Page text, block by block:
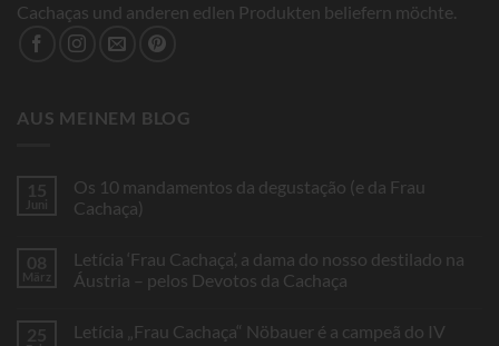
Cachaças und anderen edlen Produkten beliefern möchte.
AUS MEINEM BLOG
15
Juni
Os 10 mandamentos da degustação (e da Frau
Cachaça)
zu
Os
10
degustação
08
März
Letícia ‘Frau Cachaça’, a dama do nosso destilado na
Áustria – pelos Devotos da Cachaça
zu
25
Letícia „Frau Cachaça“ Nöbauer é a campeã do IV